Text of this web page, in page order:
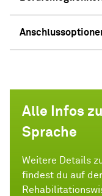
Alle Infos
Sprache
Weitere Details
findest du auf